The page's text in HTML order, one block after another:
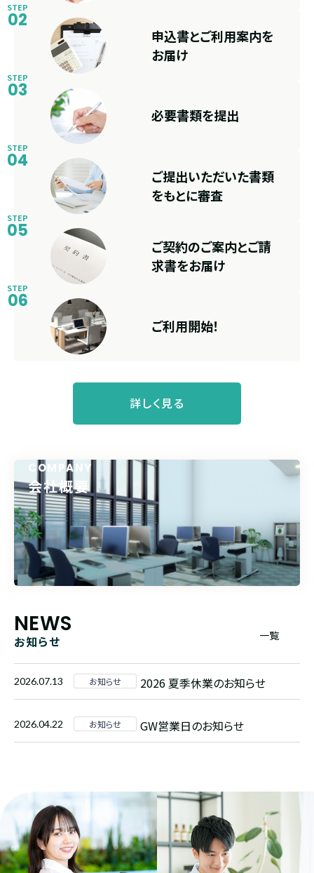
STEP
02
申込書とご利用案内を
お届け
STEP
03
必要書類を提出
STEP
04
ご提出いただいた書類
をもとに審査
STEP
05
ご契約のご案内とご請
求書をお届け
STEP
06
ご利用開始！
詳しく見る
COMPANY
会社概要
NEWS
お知らせ 一覧
2026.07.13 お知らせ 2026 夏季休業のお知らせ
2026.04.22 お知らせ GW営業日のお知らせ